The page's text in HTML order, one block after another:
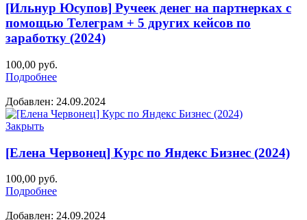
[Ильнур Юсупов] Ручеек денег на партнерках с
помощью Телеграм + 5 других кейсов по
заработку (2024)
100,00 руб.
Подробнее
Добавлен: 24.09.2024
Закрыть
[Елена Червонец] Курс по Яндекс Бизнес (2024)
100,00 руб.
Подробнее
Добавлен: 24.09.2024